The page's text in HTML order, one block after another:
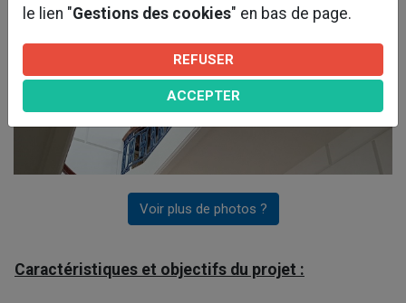
Voir plus de photos ?
Caractéristiques et objectifs du projet :
le lien "Gestions des cookies" en bas de page.
REFUSER
ACCEPTER